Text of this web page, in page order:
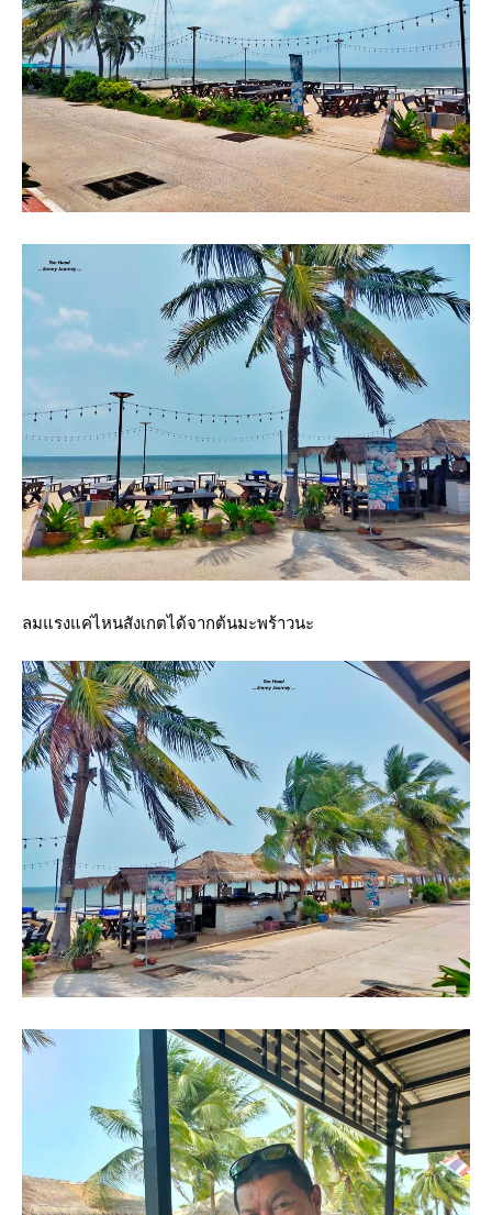
ลมแรงแค่ไหนสังเกตได้จากต้นมะพร้าวนะ